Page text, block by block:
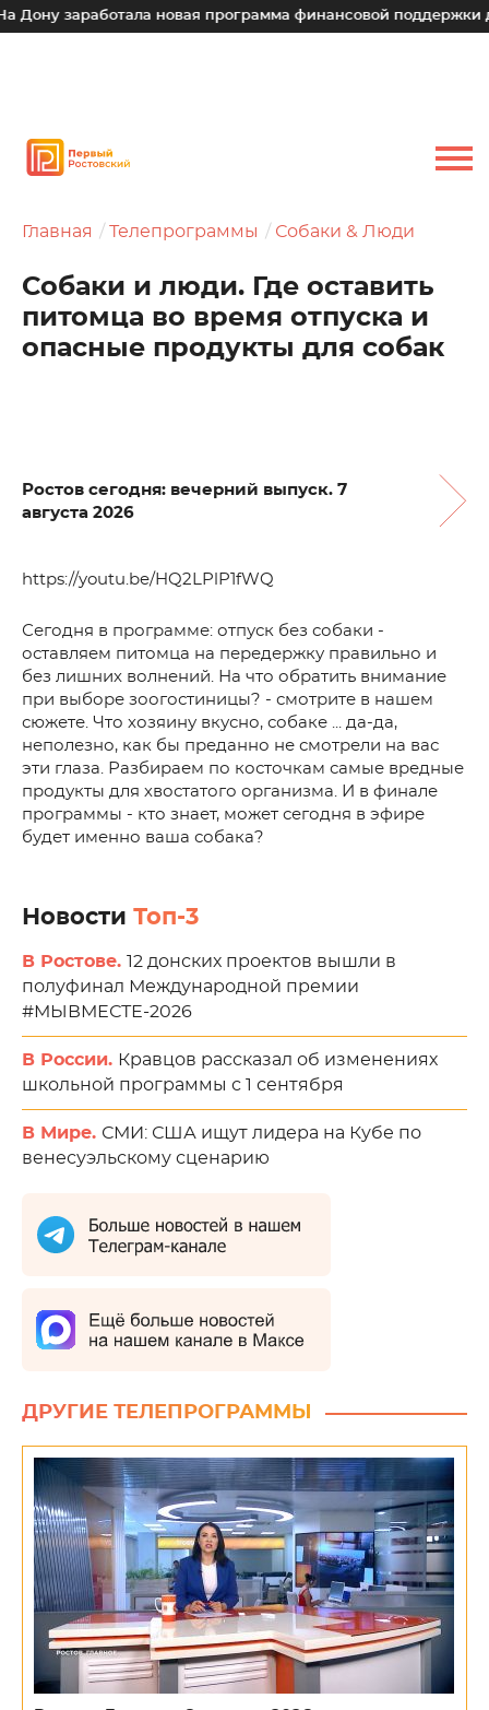
новая программа финансовой поддержки для
Главная Телепрограммы Собаки & Люди
Собаки и люди. Где оставить
питомца во время отпуска и
опасные продукты для собак
Ростов сегодня: вечерний выпуск. 7
августа 2026
https://youtu.be/HQ2LPlP1fWQ
Сегодня в программе: отпуск без собаки -
оставляем питомца на передержку правильно и
без лишних волнений. На что обратить внимание
при выборе зоогостиницы? - смотрите в нашем
сюжете. Что хозяину вкусно, собаке ... да-да,
неполезно, как бы преданно не смотрели на вас
эти глаза. Разбираем по косточкам самые вредные
продукты для хвостатого организма. И в финале
программы - кто знает, может сегодня в эфире
будет именно ваша собака?
Новости Топ-3
В Ростове. 12 донских проектов вышли в
полуфинал Международной премии
#МЫВМЕСТЕ-2026
В России. Кравцов рассказал об изменениях
школьной программы с 1 сентября
В Мире. СМИ: США ищут лидера на Кубе по
венесуэльскому сценарию
ДРУГИЕ ТЕЛЕПРОГРАММЫ